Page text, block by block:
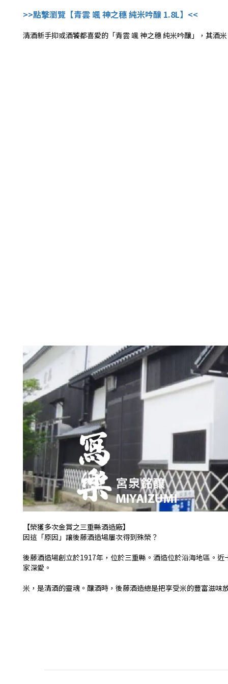
>>點撃瀏覽【青雲 颯 神之穗 純米吟釀 1.8L】<<
清酒新手抑或酒饕都喜愛的「青雲 颯 神之穗 純米吟釀」，其酒
【榮獲多次金賞之三重縣酒造廠】
因這「原因」讓後藤酒造場屢次得到殊榮？
後藤酒造場創立於1917年，位於三重縣。酒造位於沿海地區。
家深愛。
米，是清酒的靈魂。釀酒時，後藤酒造總是把享受米的豐富滋